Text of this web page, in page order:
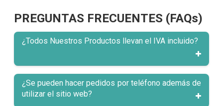
PREGUNTAS FRECUENTES (FAQs)
¿Todos Nuestros Productos llevan el IVA incluido?
¿Se pueden hacer pedidos por teléfono además de
utilizar el sitio web?